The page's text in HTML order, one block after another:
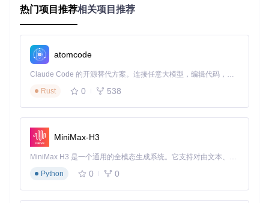
// 视觉样式定义
        ...
      ),
    ),
  );
2.2 焦点管理优化策略
lib/utils/accessibility/
辑：
建立焦点路径规划算法，确保符合用户认知习惯的导航顺序
实现动态内容加载后的焦点自动定位
2.3 实时反馈机制设计
AccessibilityService
热门项目推荐相关项目推荐
atomcode
Claude Code 的开源替代方案。连接任意大模型，编辑代码，运行命令，自动验证 — 全自动执行。用 Rust 构建，极致性能。 ｜ An open-source alternative to Claude Code. Connect any LLM, edit code, run commands, and verify changes — autonomously. Built in Rust for speed. Get Started
Rust
0 538
MiniMax-H3
MiniMax H3 是一个通用的全模态生成系统。它支持对由文本、图像、视频和音频组成的多模态上下文进行统一理解，并能生成分辨率高达 2K、时长可达 15 秒的带原生立体声音频的视频。得益于面向任务泛化的系统设计，H3 在预训练阶段就已具备广泛的多模态上下文理解与生成能力，能够出色地执行复杂的多模态指令。
Python
0 0